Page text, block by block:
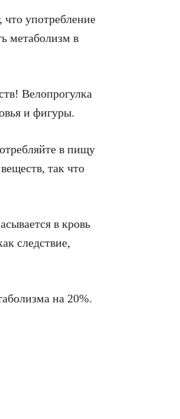
употребление
метаболизм в
Велопрогулка
и фигуры.
в пищу
так что
в кровь
следствие,
на 20%.